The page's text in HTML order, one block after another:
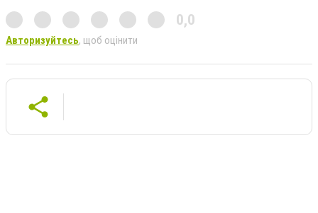
0,0
Авторизуйтесь, щоб оцінити